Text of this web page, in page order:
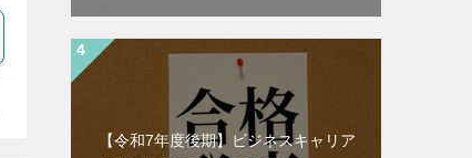
【令和7年度後期】ビジネスキャリア